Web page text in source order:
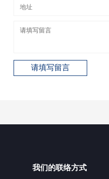
我们的联络方式